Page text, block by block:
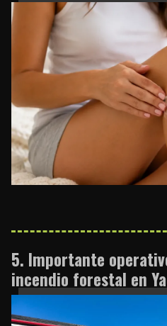
Importante
incendio forestal en